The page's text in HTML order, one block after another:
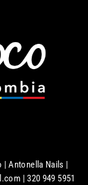
Antonella Nails |
| 320 949 5951